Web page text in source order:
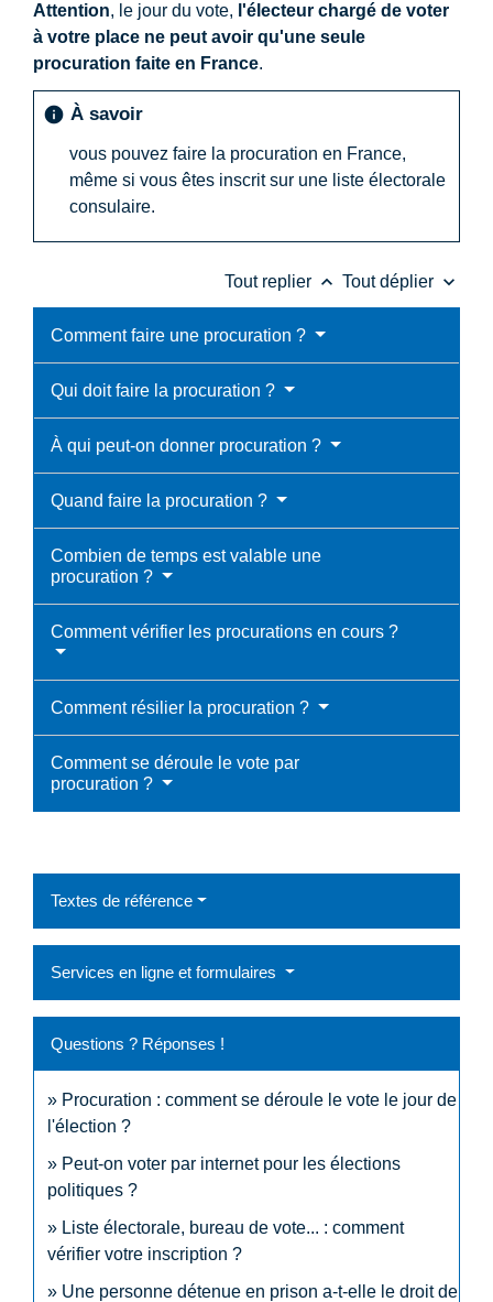
Attention, le jour du vote, l'électeur chargé de voter
à votre place ne peut avoir qu'une seule
procuration faite en France.
info À savoir
vous pouvez faire la procuration en France,
même si vous êtes inscrit sur une liste électorale
consulaire.
Tout replier keyboard_arrow_up Tout déplier keyboard_arrow_down
Comment faire une procuration ?
Qui doit faire la procuration ?
À qui peut-on donner procuration ?
Quand faire la procuration ?
Combien de temps est valable une
procuration ?
Comment vérifier les procurations en cours ?
Comment résilier la procuration ?
Comment se déroule le vote par
procuration ?
Textes de référence
Services en ligne et formulaires
Questions ? Réponses !
Procuration : comment se déroule le vote le jour de
l'élection ?
Peut-on voter par internet pour les élections
politiques ?
Liste électorale, bureau de vote... : comment
vérifier votre inscription ?
Une personne détenue en prison a-t-elle le droit de